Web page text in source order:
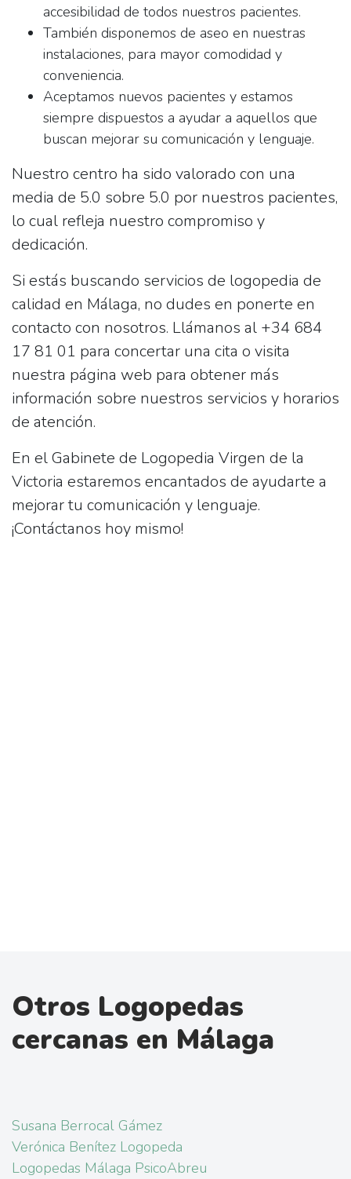
accesibilidad de todos nuestros pacientes.
También disponemos de aseo en nuestras
instalaciones, para mayor comodidad y
conveniencia.
Aceptamos nuevos pacientes y estamos
siempre dispuestos a ayudar a aquellos que
buscan mejorar su comunicación y lenguaje.
Nuestro centro ha sido valorado con una
media de 5.0 sobre 5.0 por nuestros pacientes,
lo cual refleja nuestro compromiso y
dedicación.
Si estás buscando servicios de logopedia de
calidad en Málaga, no dudes en ponerte en
contacto con nosotros. Llámanos al +34 684
17 81 01 para concertar una cita o visita
nuestra página web para obtener más
información sobre nuestros servicios y horarios
de atención.
En elGabinete de Logopedia Virgen de la
Victoria estaremos encantados de ayudarte a
mejorar tu comunicación y lenguaje.
¡Contáctanos hoy mismo!
Otros Logopedas
cercanas en Málaga
Susana Berrocal Gámez
Verónica Benítez Logopeda
Logopedas Málaga PsicoAbreu